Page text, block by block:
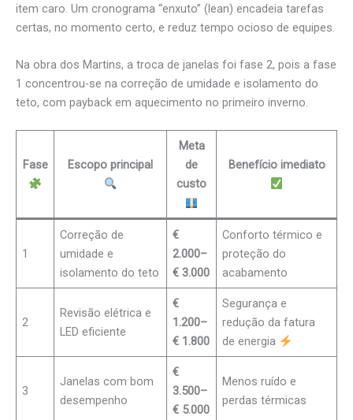
item caro. Um cronograma “enxuto” (lean) encadeia tarefas
certas, no momento certo, e reduz tempo ocioso de equipes.
Na obra dos Martins, a troca de janelas foi fase 2, pois a fase
1 concentrou-se na correção de umidade e isolamento do
teto, com payback em aquecimento no primeiro inverno.
Fase Escopo principal
Meta
de
custo
Benefício imediato
1
Correção de
umidade e
isolamento do teto
€
2.000–
€ 3.000
Conforto térmico e
proteção do
acabamento
2
Revisão elétrica e
LED eficiente
€
1.200–
€ 1.800
Segurança e
redução da fatura
de energia
3
Janelas com bom
desempenho
€
3.500–
€ 5.000
Menos ruído e
perdas térmicas